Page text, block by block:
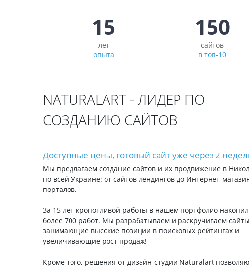
15
лет
опыта
150
сайтов
в топ-10
NATURALART - ЛИДЕР ПО
СОЗДАНИЮ САЙТОВ
Доступные цены, готовый сайт уже через 2
Мы предлагаем создание сайтов и их продвижение в
по всей Украине: от сайтов лендингов до Интернет-
порталов.
За 15 лет кропотливой работы в нашем портфолио
более 700 работ. Мы разрабатываем и раскручиваем
занимающие высокие позиции в поисковых рейтингах и
увеличивающие рост продаж!
Кроме того, решения от дизайн-студии Naturalart